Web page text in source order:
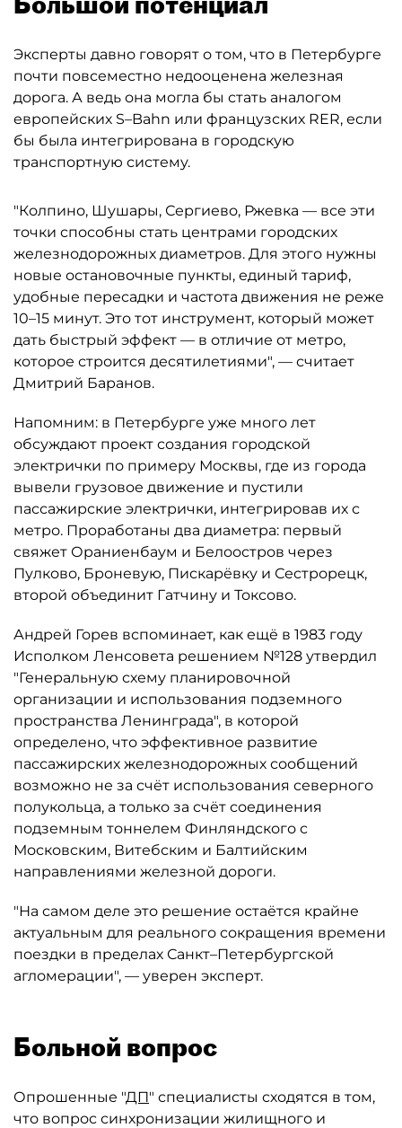
Эксперты давно говорят о том, что в Петербурге
почти повсеместно недооценена железная
дорога. А ведь она могла бы стать аналогом
европейских S–Bahn или французских RER, если
бы была интегрирована в городскую
транспортную систему.
"Колпино, Шушары, Сергиево, Ржевка — все эти
точки способны стать центрами городских
железнодорожных диаметров. Для этого нужны
новые остановочные пункты, единый тариф,
удобные пересадки и частота движения не реже
10–15 минут. Это тот инструмент, который может
дать быстрый эффект — в отличие от метро,
которое строится десятилетиями", — считает
Дмитрий Баранов.
Напомним: в Петербурге уже много лет
обсуждают проект создания городской
электрички по примеру Москвы, где из города
вывели грузовое движение и пустили
пассажирские электрички, интегрировав их с
метро. Проработаны два диаметра: первый
свяжет Ораниенбаум и Белоостров через
Пулково, Броневую, Пискарёвку и Сестрорецк,
второй объединит Гатчину и Токсово.
Андрей Горев вспоминает, как ещё в 1983 году
Исполком Ленсовета решением №128 утвердил
"Генеральную схему планировочной
организации и использования подземного
пространства Ленинграда", в которой
определено, что эффективное развитие
пассажирских железнодорожных сообщений
возможно не за счёт использования северного
полукольца, а только за счёт соединения
подземным тоннелем Финляндского с
Московским, Витебским и Балтийским
направлениями железной дороги.
"На самом деле это решение остаётся крайне
актуальным для реального сокращения времени
поездки в пределах Санкт–Петербургской
агломерации", — уверен эксперт.
Больной вопрос
Опрошенные "ДП" специалисты сходятся в том,
что вопрос синхронизации жилищного и